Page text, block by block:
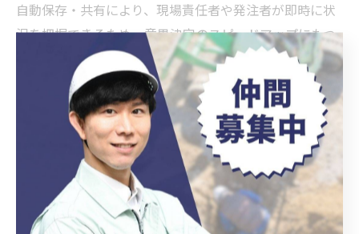
自動保存・共有により、現場責任者や発注者が即時に状
況を把握できるため、意思決定のスピードアップにもつ
ながっています。
一方で、データの正確な取得やセキュリティ対策、シス
テム障害時の対応といった注意点もあります。今後は、
現場スタッフのデータリテラシー向上や、より堅牢なネ
ットワークインフラの整備も重要です。こうしたリアル
タイムデータ活用術は、岡崎市の公共工事現場における
新たなスタンダードとなりつつあります。